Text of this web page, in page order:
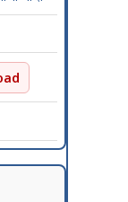
या पदावर कार्यरत ०६